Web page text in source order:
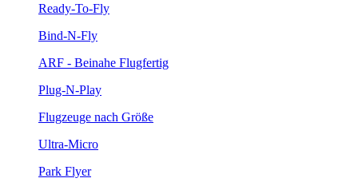
Ready-To-Fly
Bind-N-Fly
ARF - Beinahe Flugfertig
Plug-N-Play
Flugzeuge nach Größe
Ultra-Micro
Park Flyer